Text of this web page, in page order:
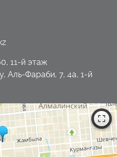
11-й этаж
Аль-Фараби, 7, 4а, 1-й